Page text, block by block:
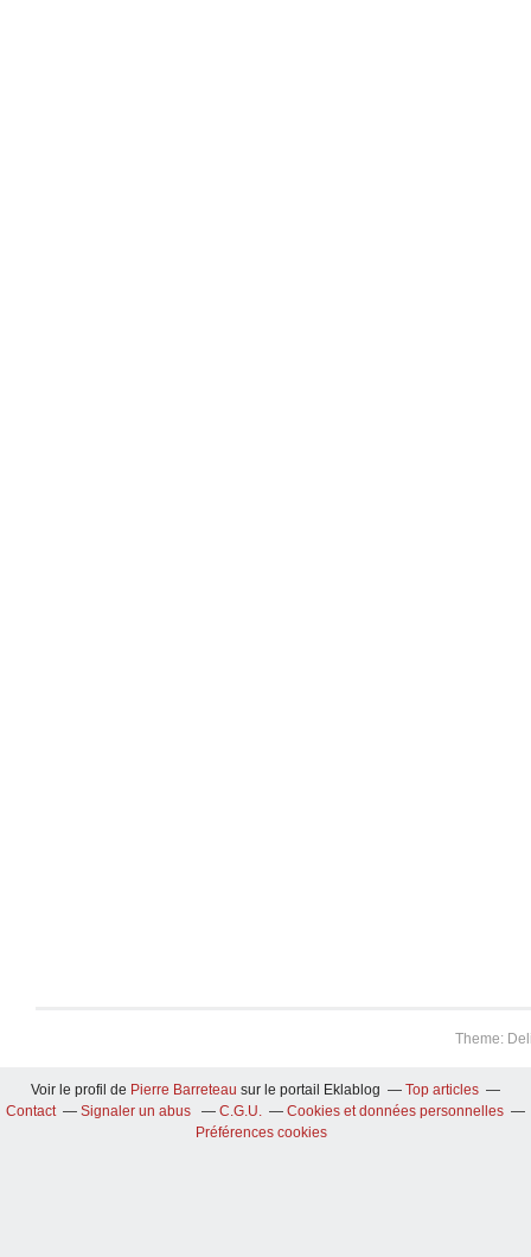
Theme:
Voir le profil de Pierre Barreteau sur le portail Eklablog
Top articles
Contact
Signaler un abus C.G.U.
Cookies et données personnelles
Préférences cookies